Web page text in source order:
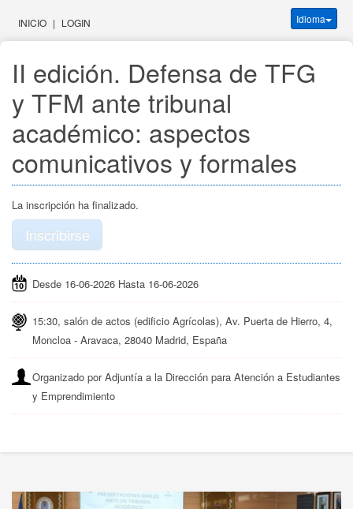
INICIO | LOGIN Idioma
II edición. Defensa de TFG
y TFM ante tribunal
académico: aspectos
comunicativos y formales
La inscripción ha finalizado.
Inscribirse
Desde 16-06-2026 Hasta 16-06-2026
15:30, salón de actos (edificio Agrícolas), Av. Puerta de Hierro, 4,
Moncloa - Aravaca, 28040 Madrid, España
Organizado por Adjuntía a la Dirección para Atención a Estudiantes
y Emprendimiento